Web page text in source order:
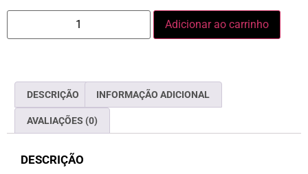
Adicionar ao carrinho
DESCRIÇÃO INFORMAÇÃO ADICIONAL
AVALIAÇÕES (0)
DESCRIÇÃO